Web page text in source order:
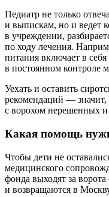
Педиатр не только
и выпискам, но и ведет
в учреждении,
по ходу лечения.
питания включает в
в постоянном контроле
Уехать и оставить
рекомендаций — значит,
с ворохом нерешенных
Какая помощь
Чтобы дети не
медицинского
фонда выходят за
и возвращаются в